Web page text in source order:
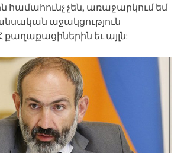
համահունչ չեն, առաջարկում եմ
աջակցություն
քաղաքացիներին եւ այլն: